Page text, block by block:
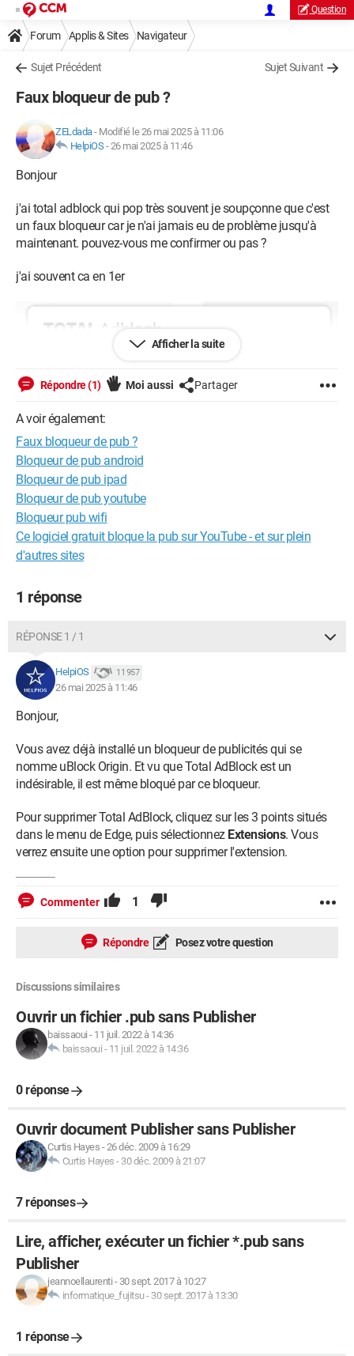
Question
Forum Applis & Sites Navigateur
Microsoft Edge / Internet Explorer
Sujet Précédent Sujet Suivant
Faux bloqueur de pub ?
ZELdada- Modifié le 26 mai 2025 à 11:06
HelpiOS-26 mai 2025 à 11:46
Bonjour
j'ai total adblock qui pop très souvent je soupçonne que c'est
un faux bloqueur car je n'ai jamais eu de problème jusqu'à
maintenant. pouvez-vous me confirmer ou pas ?
j'ai souvent ca en 1er
Quand j'appuie dessus, cela me mène vers.
Et si je continue, je tombe sur
Si c'est un virus, comment le supprimer ?
Afficher la suite
Répondre (1) Moi aussi Partager
A voir également:
Faux bloqueur de pub ?
Bloqueur de pub android
Bloqueur de pub ipad
Bloqueur de pub youtube
Bloqueur pub wifi
Ce logiciel gratuit bloque la pub sur YouTube - et sur plein
d'autres sites
1 réponse
RÉPONSE 1 / 1
HelpiOS 11 957
26 mai 2025 à 11:46
Bonjour,
Vous avez déjà installé un bloqueur de publicités qui se
nomme uBlock Origin. Et vu que Total AdBlock est un
indésirable, il est même bloqué par ce bloqueur.
Pour supprimer Total AdBlock, cliquez sur les 3 points situés
dans le menu de Edge, puis sélectionnez Extensions. Vous
verrez ensuite une option pour supprimer l'extension.
Commenter 1
Répondre Posez votre question
Discussions similaires
Ouvrir un fichier .pub sans Publisher
baissaoui - 11 juil. 2022 à 14:36
baissaoui - 11 juil. 2022 à 14:36
0 réponse
Ouvrir document Publisher sans Publisher
Curtis Hayes -26 déc. 2009 à 16:29
Curtis Hayes - 30 déc. 2009 à 21:07
7 réponses
Lire, afficher, exécuter un fichier *.pub sans
Publisher
jeannoellaurenti - 30 sept. 2017 à 10:27
informatique_fujitsu- 30 sept. 2017 à 13:30
1 réponse